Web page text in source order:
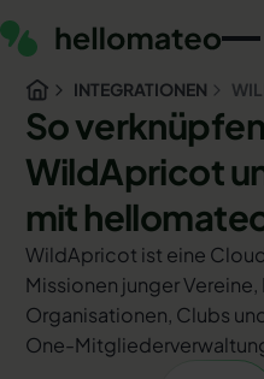
INTEGRATIONEN
So
WildApricot
mit
WildApricot ist eine
Missionen junger
Organisationen, Clubs
One-